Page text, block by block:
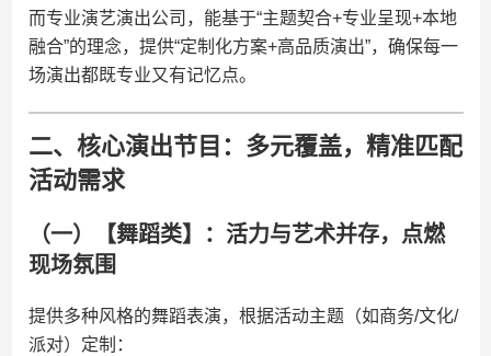
而专业演艺演出公司，能基于“主题契合+专业呈现+本地
融合”的理念，提供“定制化方案+高品质演出”，确保每一
场演出都既专业又有记忆点。
二、核心演出节目：多元覆盖，精准匹配
活动需求
（一）【舞蹈类】：活力与艺术并存，点燃
现场氛围
提供多种风格的舞蹈表演，根据活动主题（如商务/文化/
派对）定制：